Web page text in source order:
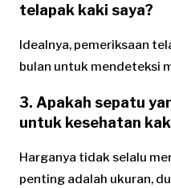
telapak kaki saya?
Idealnya, pemeriksaan
bulan untuk mendeteksi
3. Apakah sepatu
untuk kesehatan
Harganya tidak selalu
penting adalah ukuran,